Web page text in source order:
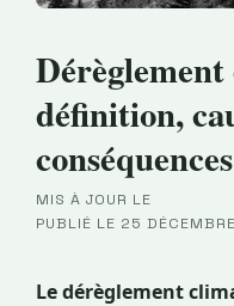
définition,
conséquences
MIS À JOUR LE
·PUBLIÉ LE 25
Le dérèglement